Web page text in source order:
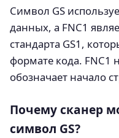
Символ GS
данных, а FNC1
стандарта GS1,
формате кода. FNC1
обозначает начало
Почему сканер
символ GS?